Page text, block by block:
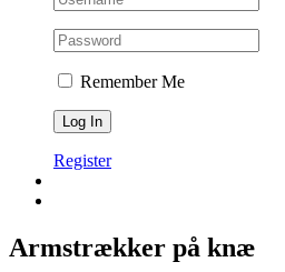
Remember Me
Register
Armstrækker på knæ